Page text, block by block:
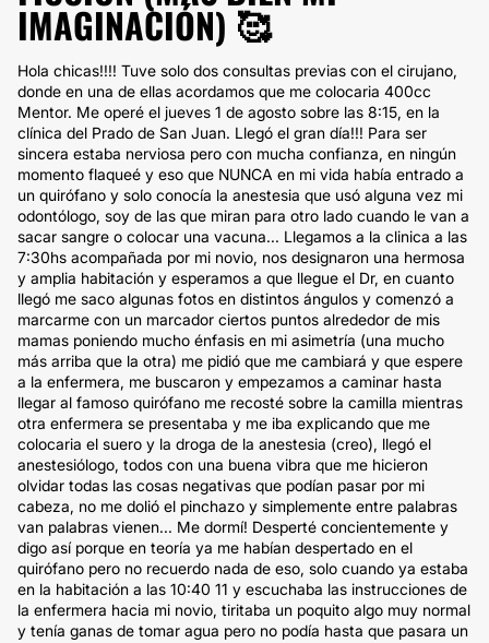
IMAGINACIÓN) 🥰
Hola chicas!!!! Tuve solo dos consultas previas con el cirujano,
donde en una de ellas acordamos que me colocaria 400cc
Mentor. Me operé el jueves 1 de agosto sobre las 8:15, en la
clínica del Prado de San Juan. Llegó el gran día!!! Para ser
sincera estaba nerviosa pero con mucha confianza, en ningún
momento flaqueé y eso que NUNCA en mi vida había entrado a
un quirófano y solo conocía la anestesia que usó alguna vez mi
odontólogo, soy de las que miran para otro lado cuando le van a
sacar sangre o colocar una vacuna... Llegamos a la clinica a las
7:30hs acompañada por mi novio, nos designaron una hermosa
y amplia habitación y esperamos a que llegue el Dr, en cuanto
llegó me saco algunas fotos en distintos ángulos y comenzó a
marcarme con un marcador ciertos puntos alrededor de mis
mamas poniendo mucho énfasis en mi asimetría (una mucho
más arriba que la otra) me pidió que me cambiará y que espere
a la enfermera, me buscaron y empezamos a caminar hasta
llegar al famoso quirófano me recosté sobre la camilla mientras
otra enfermera se presentaba y me iba explicando que me
colocaria el suero y la droga de la anestesia (creo), llegó el
anestesiólogo, todos con una buena vibra que me hicieron
olvidar todas las cosas negativas que podían pasar por mi
cabeza, no me dolió el pinchazo y simplemente entre palabras
van palabras vienen... Me dormí! Desperté concientemente y
digo así porque en teoría ya me habían despertado en el
quirófano pero no recuerdo nada de eso, solo cuando ya estaba
en la habitación a las 10:40 11 y escuchaba las instrucciones de
la enfermera hacia mi novio, tiritaba un poquito algo muy normal
y tenía ganas de tomar agua pero no podía hasta que pasara un